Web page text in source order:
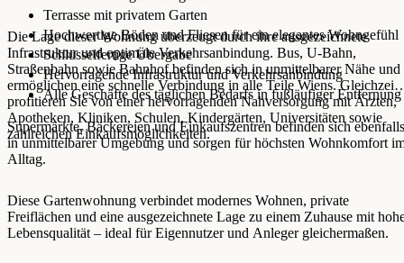
Terrasse mit privatem Garten
Hochwertige Böden und Fliesen für ein elegantes Wohngefühl
Schlüsselfertige Übergabe
Hervorragende Infrastruktur und Verkehrsanbindung
Alle Geschäfte des täglichen Bedarfs in fußläufiger Entfernung
Die Lage dieser Wohnung überzeugt durch ihre ausgezeichnete
Infrastruktur und optimale Verkehrsanbindung. Bus, U-Bahn,
Straßenbahn sowie Bahnhof befinden sich in unmittelbarer Nähe und
ermöglichen eine schnelle Verbindung in alle Teile Wiens.
profitieren Sie von einer hervorragenden Nahversorgung mit Ärzten,
Apotheken, Kliniken, Schulen, Kindergärten, Universitäten sowie
zahlreichen Einkaufsmöglichkeiten.
Supermärkte, Bäckereien und Einkaufszentren befinden sich ebenfalls
in unmittelbarer Umgebung und sorgen für höchsten Wohnkomfort
Alltag.
Diese Gartenwohnung verbindet modernes Wohnen, private
Freiflächen und eine ausgezeichnete Lage zu einem Zuhause mit
Lebensqualität – ideal für Eigennutzer und Anleger gleichermaßen.